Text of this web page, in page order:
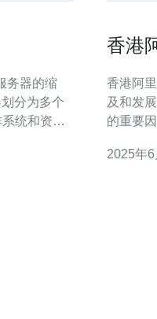
分为多个
统和资
来说都有
香港
香港阿里云
及和发
的重要
区，阿
2025年6